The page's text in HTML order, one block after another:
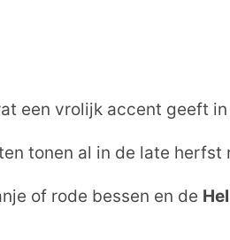
een vrolijk accent geeft
tonen al in de late herfst
of rode bessen en de